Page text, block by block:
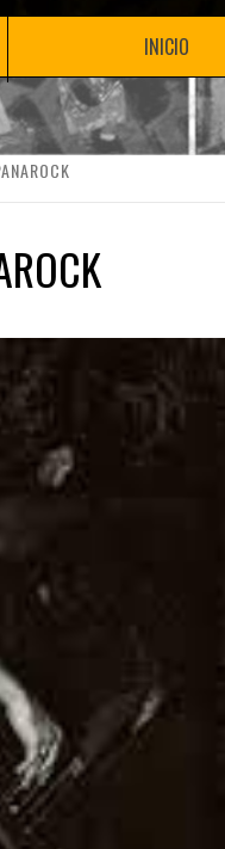
INICIO